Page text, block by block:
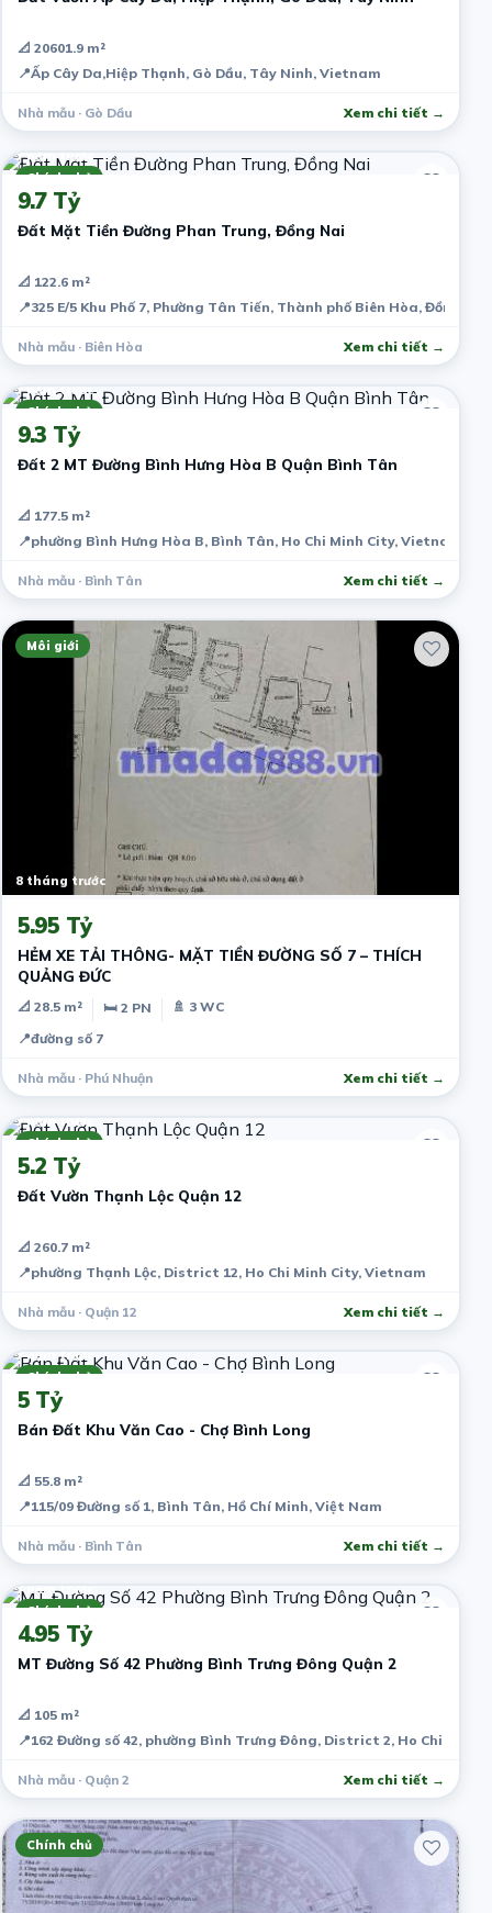
📐 20601.9 m²
📍Ấp Cây Da,Hiệp Thạnh, Gò Dầu, Tây Ninh, Vietnam
Nhà mẫu · Gò Dầu Xem chi tiết →
Chính chủ
7 năm trước
9.7 Tỷ
Đất Mặt Tiền Đường Phan Trung, Đồng Nai
📐 122.6 m²
📍325 E/5 Khu Phố 7, Phường Tân Tiến, Thành phố Biên Hòa, Đồng
Nhà mẫu · Biên Hòa Xem chi tiết →
Chính chủ
7 năm trước
9.3 Tỷ
Đất 2 MT Đường Bình Hưng Hòa B Quận Bình Tân
📐 177.5 m²
📍phường Bình Hưng Hòa B, Bình Tân, Ho Chi Minh City, Vietnam
Nhà mẫu · Bình Tân Xem chi tiết →
Môi giới
8 tháng trước
5.95 Tỷ
HẺM XE TẢI THÔNG- MẶT TIỀN ĐƯỜNG SỐ 7 – THÍCH
QUẢNG ĐỨC
📐 28.5 m² 🛏 2 PN
🚿 3 WC
📍đường số 7
Nhà mẫu · Phú Nhuận Xem chi tiết →
Chính chủ
7 năm trước
5.2 Tỷ
Đất Vườn Thạnh Lộc Quận 12
📐 260.7 m²
📍phường Thạnh Lộc, District 12, Ho Chi Minh City, Vietnam
Nhà mẫu · Quận 12 Xem chi tiết →
Chính chủ
7 năm trước
5 Tỷ
Bán Đất Khu Văn Cao - Chợ Bình Long
📐 55.8 m²
📍115/09 Đường số 1, Bình Tân, Hồ Chí Minh, Việt Nam
Nhà mẫu · Bình Tân Xem chi tiết →
Chính chủ
7 năm trước
4.95 Tỷ
MT Đường Số 42 Phường Bình Trưng Đông Quận 2
📐 105 m²
📍162 Đường số 42, phường Bình Trưng Đông, District 2, Ho Chi Minh
Nhà mẫu · Quận 2 Xem chi tiết →
Chính chủ